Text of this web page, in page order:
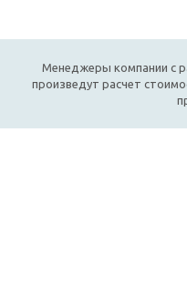
Менеджеры компании с
произведут расчет